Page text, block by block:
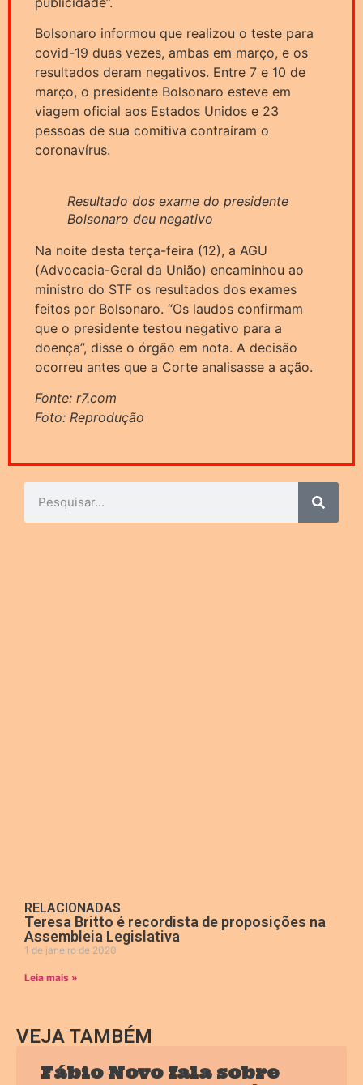
Bolsonaro informou que realizou o teste para
covid-19 duas vezes, ambas em março, e os
resultados deram negativos. Entre 7 e 10 de
março, o presidente Bolsonaro esteve em
viagem oficial aos Estados Unidos e 23
pessoas de sua comitiva contraíram o
coronavírus.
Resultado dos exame do presidente
Bolsonaro deu negativo
Na noite desta terça-feira (12), a AGU
(Advocacia-Geral da União) encaminhou ao
ministro do STF os resultados dos exames
feitos por Bolsonaro. “Os laudos confirmam
que o presidente testou negativo para a
doença”, disse o órgão em nota. A decisão
ocorreu antes que a Corte analisasse a ação.
Fonte: r7.com
Foto: Reprodução
RELACIONADAS
Teresa Britto é recordista de proposições na
Assembleia Legislativa
1 de janeiro de 2020
Leia mais »
VEJA TAMBÉM
Fábio Novo fala sobre